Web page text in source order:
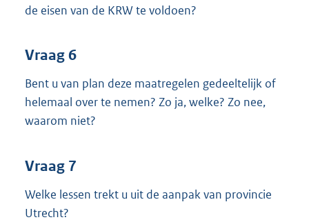
de eisen van de KRW te voldoen?
Vraag 6
Bent u van plan deze maatregelen gedeeltelijk of
helemaal over te nemen? Zo ja, welke? Zo nee,
waarom niet?
Vraag 7
Welke lessen trekt u uit de aanpak van provincie
Utrecht?